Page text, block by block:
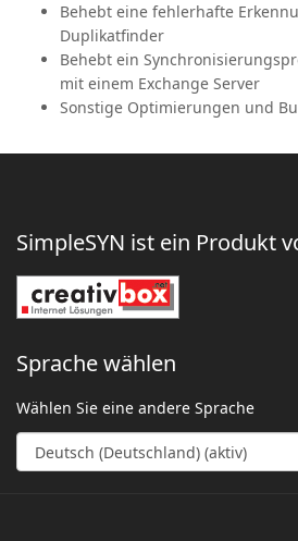
Behebt eine fehlerhafte
Duplikatfinder
Behebt ein
mit einem Exchange Server
Sonstige Optimierungen und
SimpleSYN ist ein Produkt
Sprache wählen
Wählen Sie eine andere Sprache